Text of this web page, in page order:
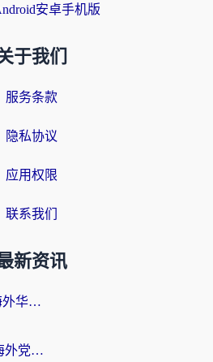
安卓手机版
于我们
服务条款
隐私协议
应用权限
联系我们
新资讯
Mac翻墙回国免费？2026海外华人亲测：从CCTV5直播到国内APP，这样选加速器才靠谱
Proton VPN中国能用吗？海外党选回国加速器的避坑指南（附番茄加速器实测）